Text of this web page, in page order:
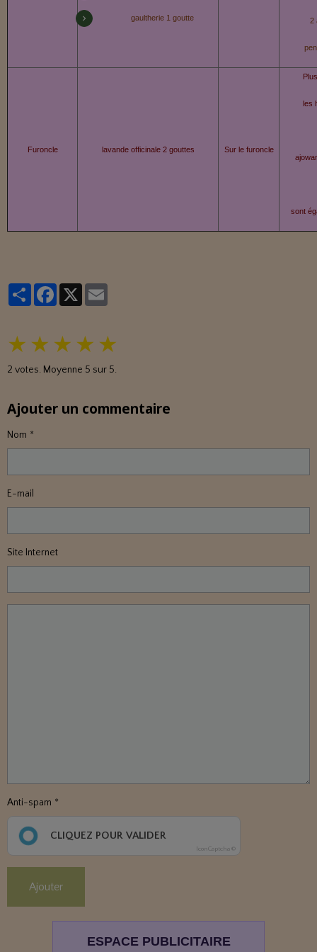
gaultherie 1 goutte 2
Furoncle lavande officinale 2 gouttes Sur le furoncle
les
sont
PartagerFacebook
★ ★ ★ ★ ★
2 votes. Moyenne 5 sur 5.
Ajouter un commentaire
Nom
E-mail
Site Internet
Anti-spam
CLIQUEZ POUR VALIDER
IconCaptcha ©
Ajouter
ESPACE PUBLICITAIRE